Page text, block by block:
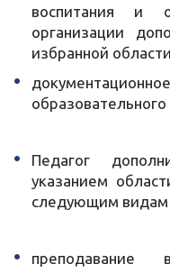
воспитания и
организации
избранной
образовательного
Педагог
указанием
следующим видам